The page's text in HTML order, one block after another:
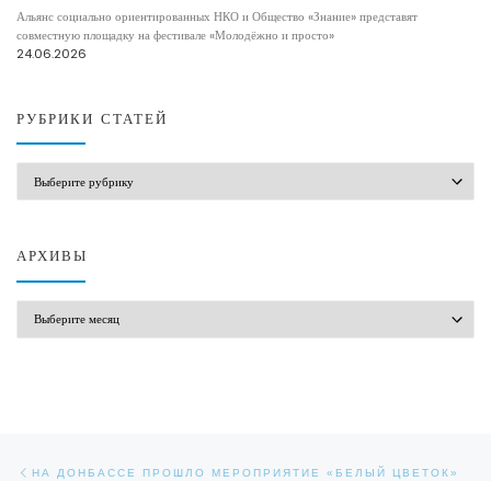
Альянс социально ориентированных НКО и Общество «Знание» представят
совместную площадку на фестивале «Молодёжно и просто»
24.06.2026
РУБРИКИ СТАТЕЙ
АРХИВЫ
Навигация по записям
НА ДОНБАССЕ ПРОШЛО МЕРОПРИЯТИЕ «БЕЛЫЙ ЦВЕТОК»